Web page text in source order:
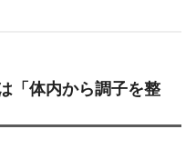
「体内から調子を整